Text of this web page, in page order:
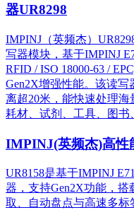
器UR8298
IMPINJ（英频杰）
写器模块，基于IMPINJ
RFID / ISO 18000-63 /
Gen2X增强性能。该读
离超20米，能快速处理
耗材、试剂、工具、图
IMPINJ(英频杰)高性
UR8158是基于IMPINJ
器，支持Gen2X功能，
取、自动盘点与高速多